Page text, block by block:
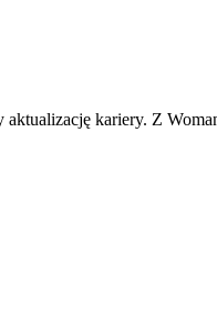
aktualizację kariery. Z